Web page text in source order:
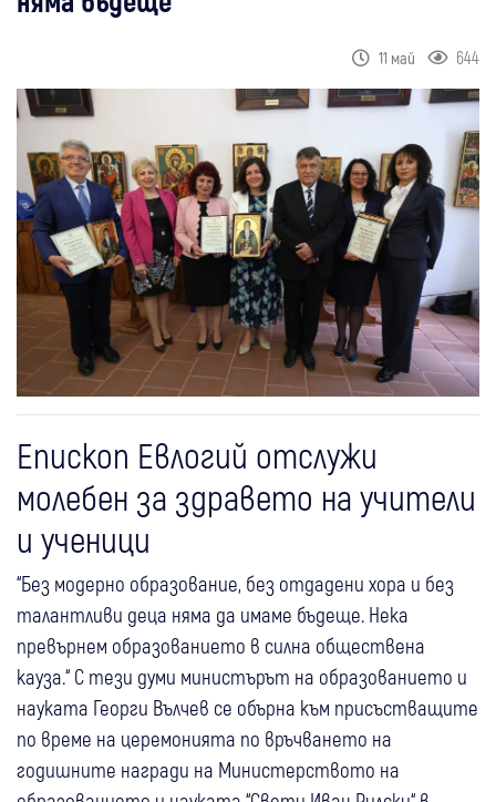
11 май 644
Епископ Евлогий отслужи
молебен за здравето на учители
и ученици
“Без модерно образование, без отдадени хора и без
талантливи деца няма да имаме бъдеще. Нека
превърнем образованието в силна обществена
кауза.“ С тези думи министърът на образованието и
науката Георги Вълчев се обърна към присъстващите
по време на церемонията по връчването на
годишните награди на Министерството на